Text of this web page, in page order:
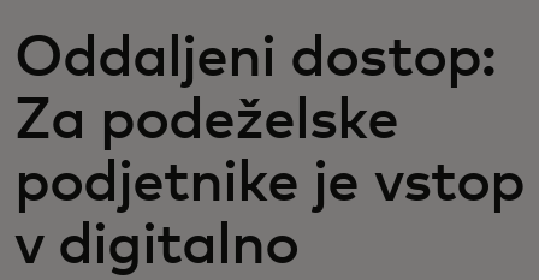
Za inovatorje
Novice in trendi
Oddaljeni dostop:
Za podeželske
podjetnike je vstop
v digitalno